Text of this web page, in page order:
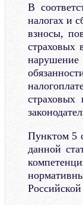
В
налогах и
взносы,
страховых
нарушение
страховых
Пунктом 5
данной